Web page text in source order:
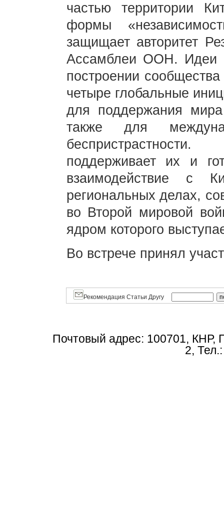
частью территории
формы
защищает авторитет
Ассамблеи ООН. Идеи
построении
четыре глобальные
для поддержания
также для
поддерживает их и
взаимодействие с
региональных делах,
во Второй мировой
ядром которого
Во встрече принял
Рекомендация Статьи Другу
Почтовый адрес: 100701, КНР,
2,